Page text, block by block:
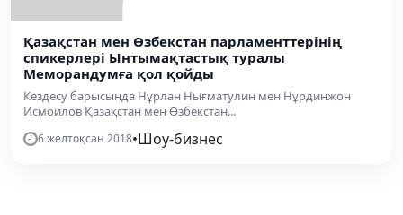
Қазақстан мен Өзбекстан парламенттерінің
cпикерлері Ынтымақтастық туралы
Меморандумға қол қойды
Кездесу барысында Нұрлан Нығматулин мен Нұрдинжон
Исмоилов Қазақстан мен Өзбекстан...
6 желтоқсан 2018•Шоу-бизнес